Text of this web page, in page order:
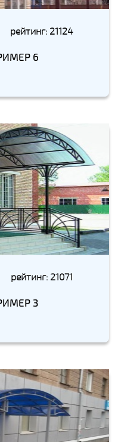
рейтинг: 21124
6
рейтинг: 21071
3